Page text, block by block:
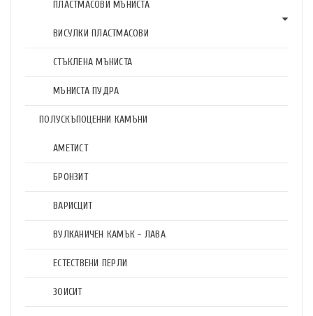
ПЛАСТМАСОВИ МЪНИСТА
ВИСУЛКИ ПЛАСТМАСОВИ
СТЪКЛЕНА МЪНИСТА
МЪНИСТА ПУДРА
ПОЛУСКЪПОЦЕННИ КАМЪНИ
АМЕТИСТ
БРОНЗИТ
ВАРИСЦИТ
ВУЛКАНИЧЕН КАМЪК - ЛАВА
ЕСТЕСТВЕНИ ПЕРЛИ
ЗОИСИТ